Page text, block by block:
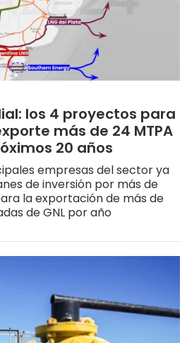
los 4 proyectos para
más de 24 MTPA
20 años
empresas del sector ya
de inversión por más de
la exportación de más de
de GNL por año